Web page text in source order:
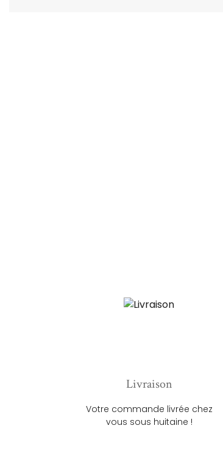
Livraison
Votre commande livrée chez
vous sous huitaine !